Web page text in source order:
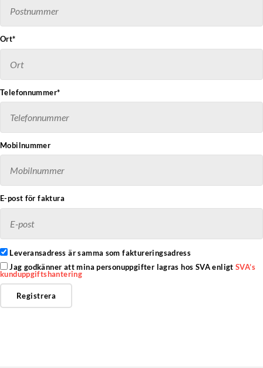
Ort*
Telefonnummer*
Mobilnummer
E-post för faktura
Leveransadress är samma som faktureringsadress
Jag godkänner att mina personuppgifter lagras hos SVA enligtSVA’s
kunduppgiftshantering
Registrera